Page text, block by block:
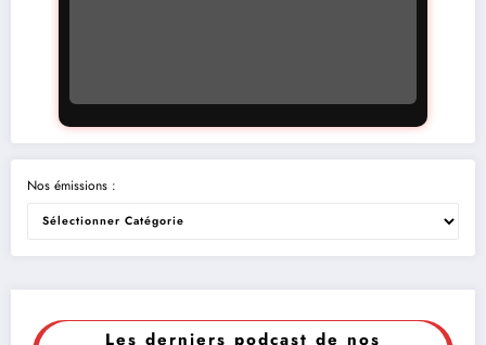
Nos émissions :
Les derniers podcast de nos